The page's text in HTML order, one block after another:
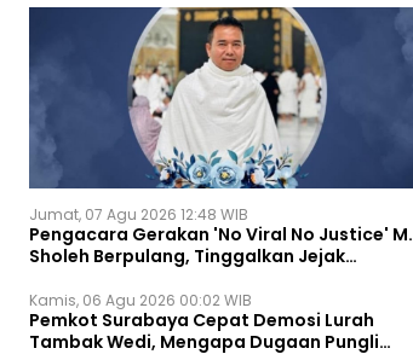
Jumat, 07 Agu 2026 12:48 WIB
Pengacara Gerakan 'No Viral No Justice' M.
Sholeh Berpulang, Tinggalkan Jejak
Kamis, 06 Agu 2026 00:02 WIB
Pemkot Surabaya Cepat Demosi Lurah
Tambak Wedi, Mengapa Dugaan Pungli